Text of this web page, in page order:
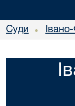
Суди •